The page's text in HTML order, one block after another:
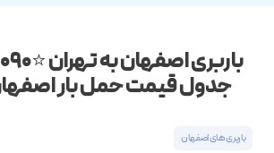
باربری
جدول قیمت حمل بار
باربری های اصفهان